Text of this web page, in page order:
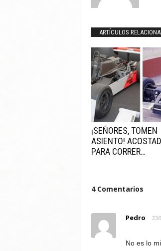
ARTÍCULOS
¡SEÑORES, TOMEN
ASIENTO!
PARA CORRER…
4 Comentarios
Pedro 23/
No es lo